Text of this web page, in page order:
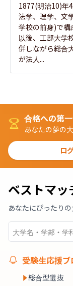
1877(明治10)年
法学、理学、文
学校の前身)で構
以後、工部大学
併しながら総合
が法人...
合格への第
あなたの夢の
ロ
ベストマ
あなたにぴったり
受験生応援ブ
総合型選抜